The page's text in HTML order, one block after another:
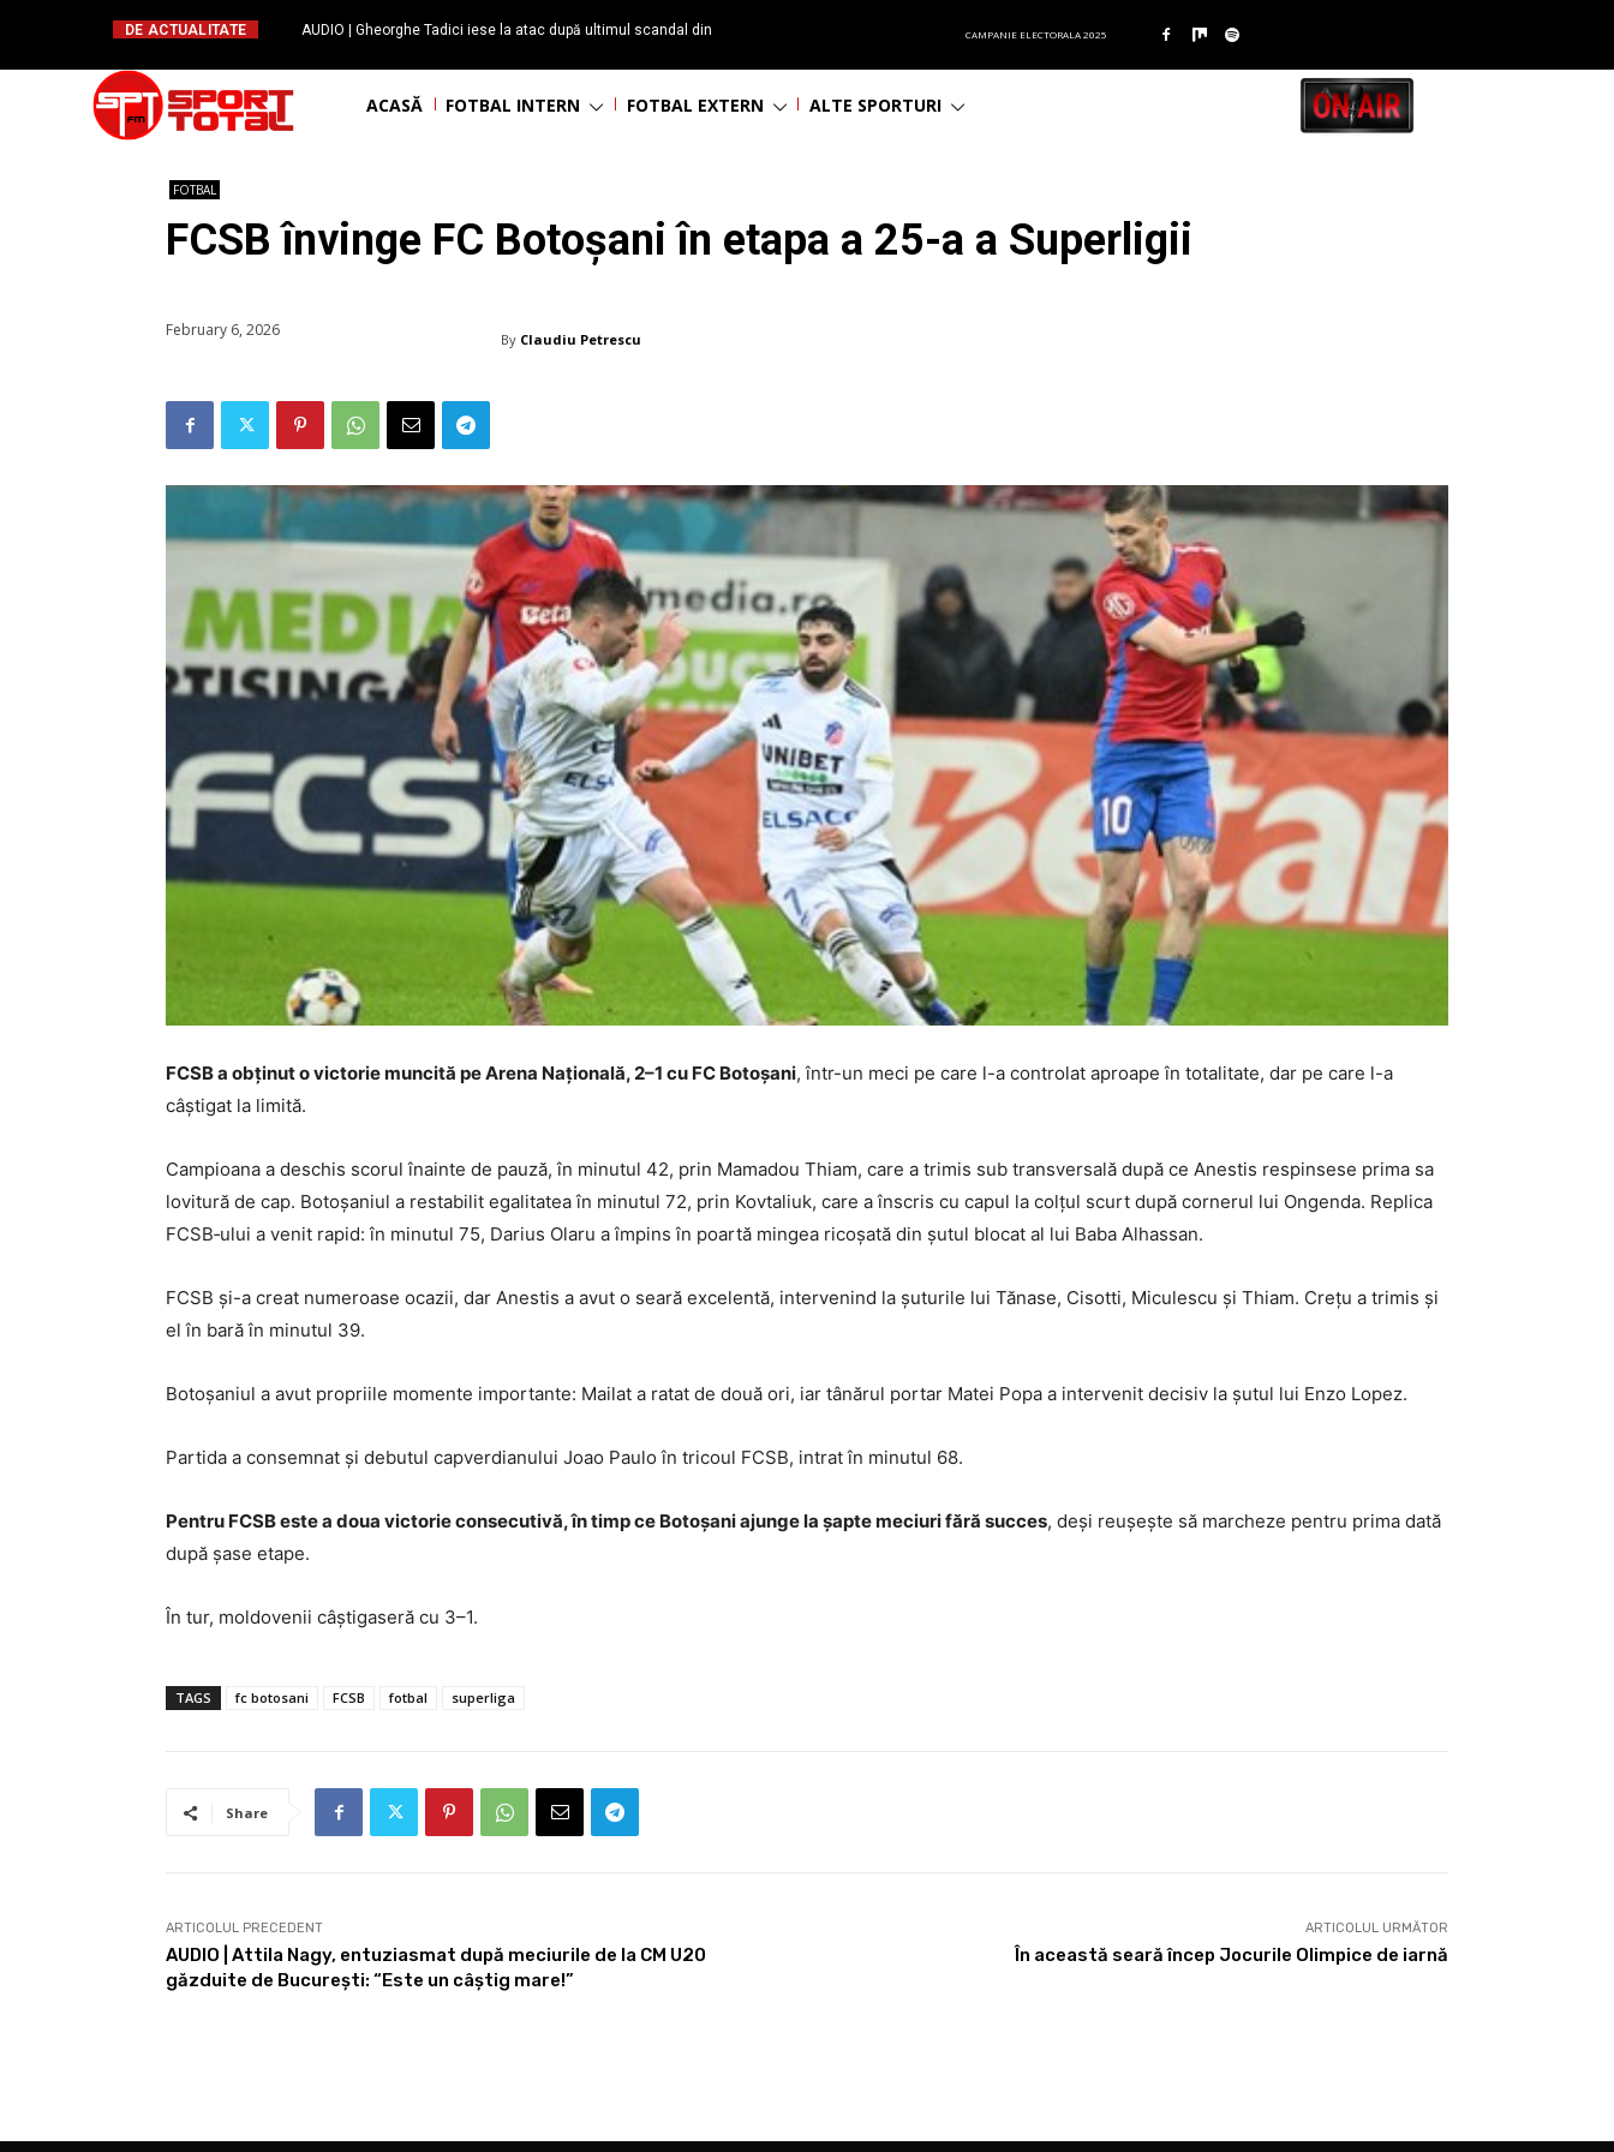
DE ACTUALITATE
AUDIO | Gheorghe Tadici iese la atac după ultimul scandal din
CAMPANIE ELECTORALA 2025
ACASĂ FOTBAL INTERN FOTBAL EXTERN ALTE SPORTURI
FOTBAL
FCSB învinge FC Botoșani în etapa a 25-a a Superligii
February 6, 2026 By Claudiu Petrescu
FCSB a obținut o victorie muncită pe Arena Națională, 2–1 cu FC Botoșani, într-un meci pe care l-a controlat aproape în totalitate, dar pe care l-a
câștigat la limită.
Campioana a deschis scorul înainte de pauză, în minutul 42, prin Mamadou Thiam, care a trimis sub transversală după ce Anestis respinsese prima sa
lovitură de cap. Botoșaniul a restabilit egalitatea în minutul 72, prin Kovtaliuk, care a înscris cu capul la colțul scurt după cornerul lui Ongenda. Replica
FCSB‑ului a venit rapid: în minutul 75, Darius Olaru a împins în poartă mingea ricoșată din șutul blocat al lui Baba Alhassan.
FCSB și-a creat numeroase ocazii, dar Anestis a avut o seară excelentă, intervenind la șuturile lui Tănase, Cisotti, Miculescu și Thiam. Crețu a trimis și
el în bară în minutul 39.
Botoșaniul a avut propriile momente importante: Mailat a ratat de două ori, iar tânărul portar Matei Popa a intervenit decisiv la șutul lui Enzo Lopez.
Partida a consemnat și debutul capverdianului Joao Paulo în tricoul FCSB, intrat în minutul 68.
Pentru FCSB este a doua victorie consecutivă, în timp ce Botoșani ajunge la șapte meciuri fără succes, deși reușește să marcheze pentru prima dată
după șase etape.
În tur, moldovenii câștigaseră cu 3–1.
TAGS fc botosani FCSB fotbal superliga
Share
ARTICOLUL PRECEDENT
AUDIO | Attila Nagy, entuziasmat după meciurile de la CM U20
găzduite de București: “Este un câștig mare!”
ARTICOLUL URMĂTOR
În această seară încep Jocurile Olimpice de iarnă